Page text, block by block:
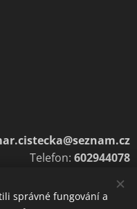
Telefon: 602944078
správné fungování a